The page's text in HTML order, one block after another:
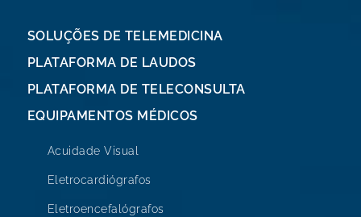
SOLUÇÕES DE TELEMEDICINA
PLATAFORMA DE LAUDOS
PLATAFORMA DE TELECONSULTA
EQUIPAMENTOS MÉDICOS
Acuidade Visual
Eletrocardiógrafos
Eletroencefalógrafos